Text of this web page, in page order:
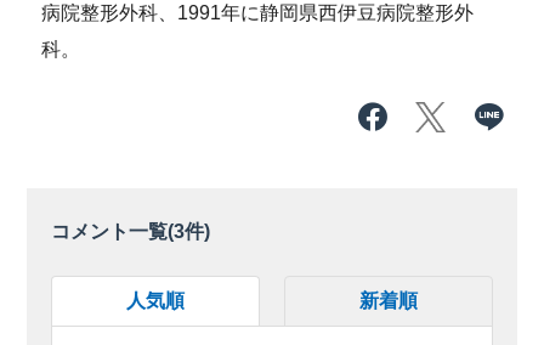
病院整形外科、1991年に静岡県西伊豆病院整形外
科。
コメント一覧(3件)
人気順 新着順